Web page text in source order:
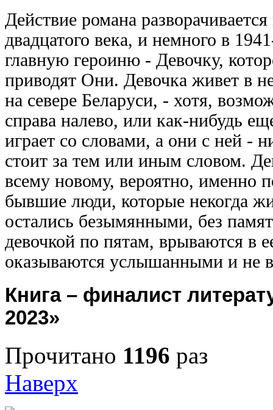
Действие романа
двадцатого века, и немного в
главную героиню - Девочку,
приводят Они. Девочка живет в
на севере Беларуси, - хотя,
справа налево, или как-нибудь
играет со словами, а они с ней -
стоит за тем или иным словом.
всему новому, вероятно, именно
бывшие люди, которые некогда
остались безымянными, без
девочкой по пятам, врываются в
оказываются услышанными и не
Книга – финалист
2023»
Прочитано 1196 раз
Наверх